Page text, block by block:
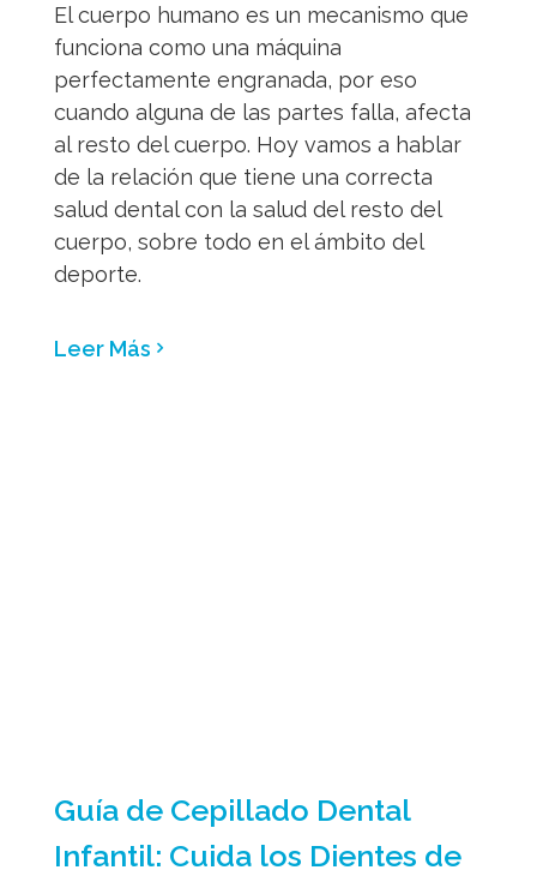
El cuerpo humano es un mecanismo que
funciona como una máquina
perfectamente engranada, por eso
cuando alguna de las partes falla, afecta
al resto del cuerpo. Hoy vamos a hablar
de la relación que tiene una correcta
salud dental con la salud del resto del
cuerpo, sobre todo en el ámbito del
deporte.
Leer Más
Guía de Cepillado Dental
Infantil: Cuida los Dientes de